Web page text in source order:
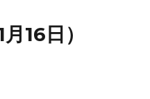
16日）